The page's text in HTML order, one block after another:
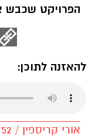
הפרויקט שכבש
להאזנה לתוכן:
אורי קריספין / 15:52 02.08.26